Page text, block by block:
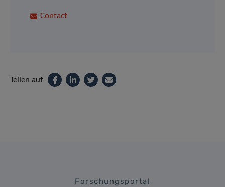
Contact
Teilen auf
Forschungsportal